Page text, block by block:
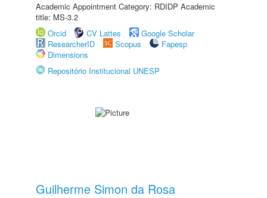
Academic Appointment Category: RDIDP Academic
title: MS-3.2
Orcid
CV Lattes
Google Scholar
ResearcherID
Scopus
Fapesp
Dimensions
Repositório Institucional UNESP
Guilherme Simon da Rosa